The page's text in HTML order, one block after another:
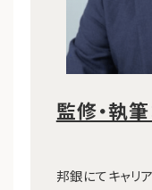
監修・執
邦銀にてキャリ